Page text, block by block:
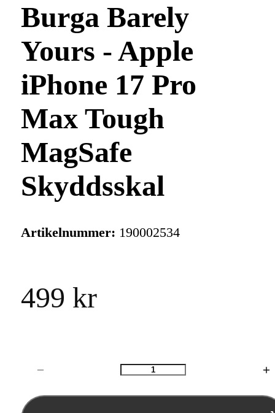
Burga Barely
Yours - Apple
iPhone 17 Pro
Max Tough
MagSafe
Skyddsskal
Artikelnummer: 190002534
499 kr
Antal